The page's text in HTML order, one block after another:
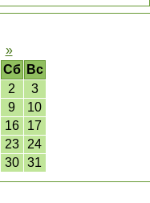
»
Сб
Вс
2
3
9
10
16
17
23
24
30 31